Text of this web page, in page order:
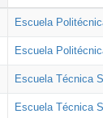
Escuela
Escuela
Escuela Técnica
Escuela Técnica